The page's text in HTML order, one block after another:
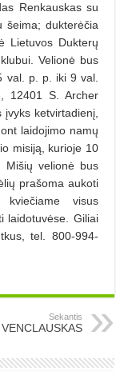
Renkauskas su
šeima; dukterėčia
Lietuvos Dukterų
Velionė bus
val. p. p. iki 9 val.
12401 S. Archer
ketvirtadienį,
laidojimo namų
misiją, kurioje 10
Mišių velionė bus
prašoma aukoti
kviečiame visus
laidotuvėse. Giliai
tel. 800-994-
Sekantis